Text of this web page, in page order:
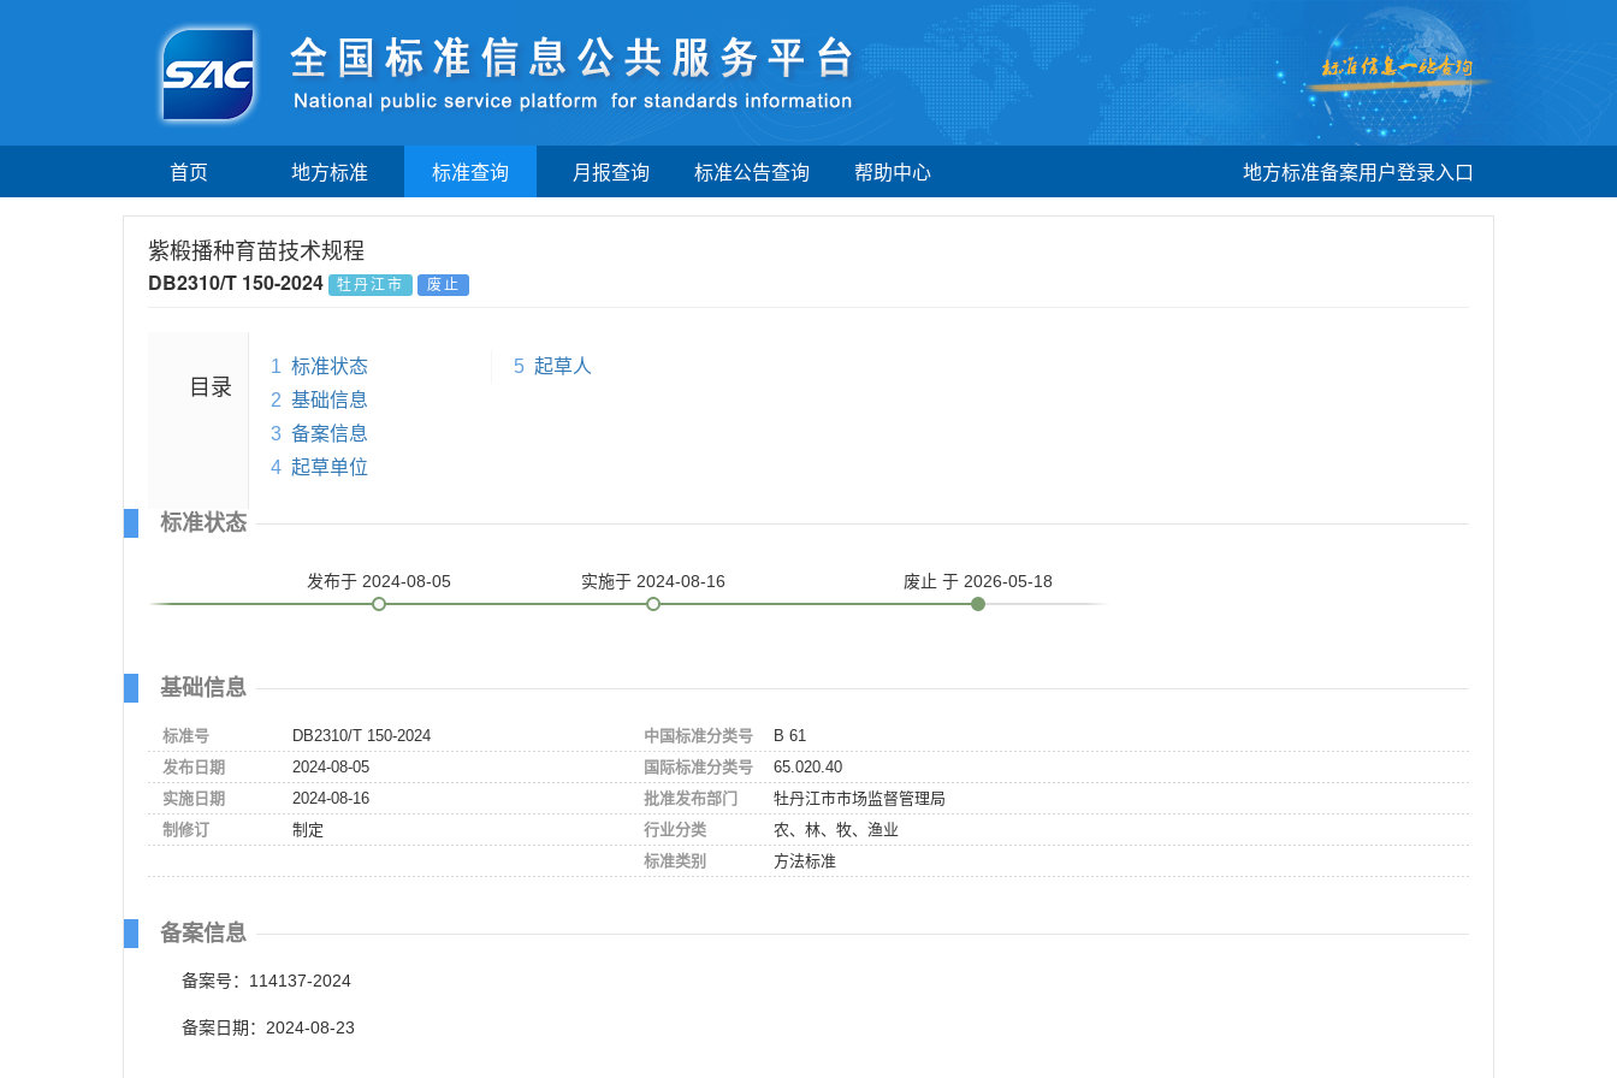
首页 地方标准 标准查询 月报查询 标准公告查询 帮助中心 地方标准备案用户登录入口
紫椴播种育苗技术规程
DB2310/T 150-2024 牡丹江市 废止
目录
1 标准状态
2 基础信息
3 备案信息
4 起草单位
5 起草人
标准状态
发布于 2024-08-05 实施于 2024-08-16 废止 于 2026-05-18
基础信息
标准号
DB2310/T 150-2024
发布日期
2024-08-05
实施日期
2024-08-16
制修订
制定
中国标准分类号
B 61
国际标准分类号
65.020.40
批准发布部门
牡丹江市市场监督管理局
行业分类
农、林、牧、渔业
标准类别
方法标准
备案信息
备案号：114137-2024
备案日期：2024-08-23